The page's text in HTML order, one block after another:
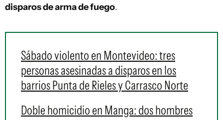
disparos de arma de fuego.
Sábado violento en Montevideo: tres
personas asesinadas a disparos en los
barrios Punta de Rieles y Carrasco Norte
Doble homicidio en Manga: dos hombres